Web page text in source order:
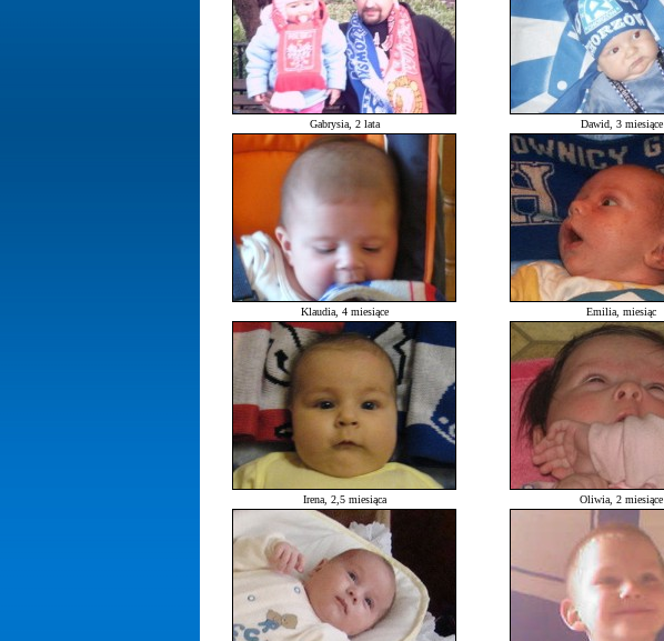
Gabrysia, 2 lata Dawid, 3 miesiące
Klaudia, 4 miesiące Emilia, miesiąc
Irena, 2,5 miesiąca Oliwia, 2 miesiące